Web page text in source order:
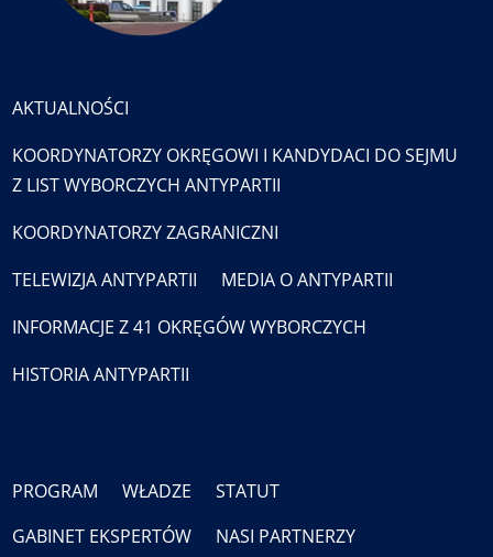
AKTUALNOŚCI
KOORDYNATORZY OKRĘGOWI I KANDYDACI DO SEJMU
Z LIST WYBORCZYCH ANTYPARTII
KOORDYNATORZY ZAGRANICZNI
TELEWIZJA ANTYPARTII
MEDIA O ANTYPARTII
INFORMACJE Z 41 OKRĘGÓW WYBORCZYCH
HISTORIA ANTYPARTII
PROGRAM WŁADZE
STATUT
GABINET EKSPERTÓW
NASI PARTNERZY